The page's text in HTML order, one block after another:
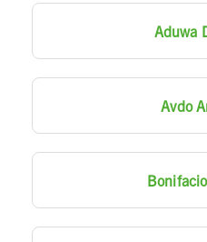
Aduwa
Avdo